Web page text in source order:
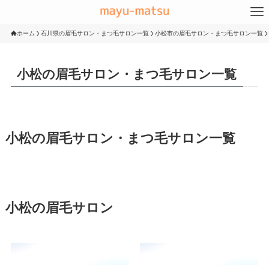
ホーム 石川県の眉毛サロン・まつ毛サロン一覧 小松市の眉毛サロン・まつ毛サロン一覧
小松の眉毛サロン・まつ毛サロン一覧
小松の眉毛サロン・まつ毛サロン一覧
小松の眉毛サロン